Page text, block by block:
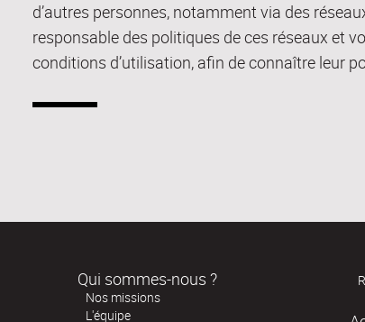
d’autres personnes, notamment via des
responsable des politiques de ces réseaux et
conditions d’utilisation, afin de connaître leur
Qui sommes-nous ?
Nos missions
L'équipe